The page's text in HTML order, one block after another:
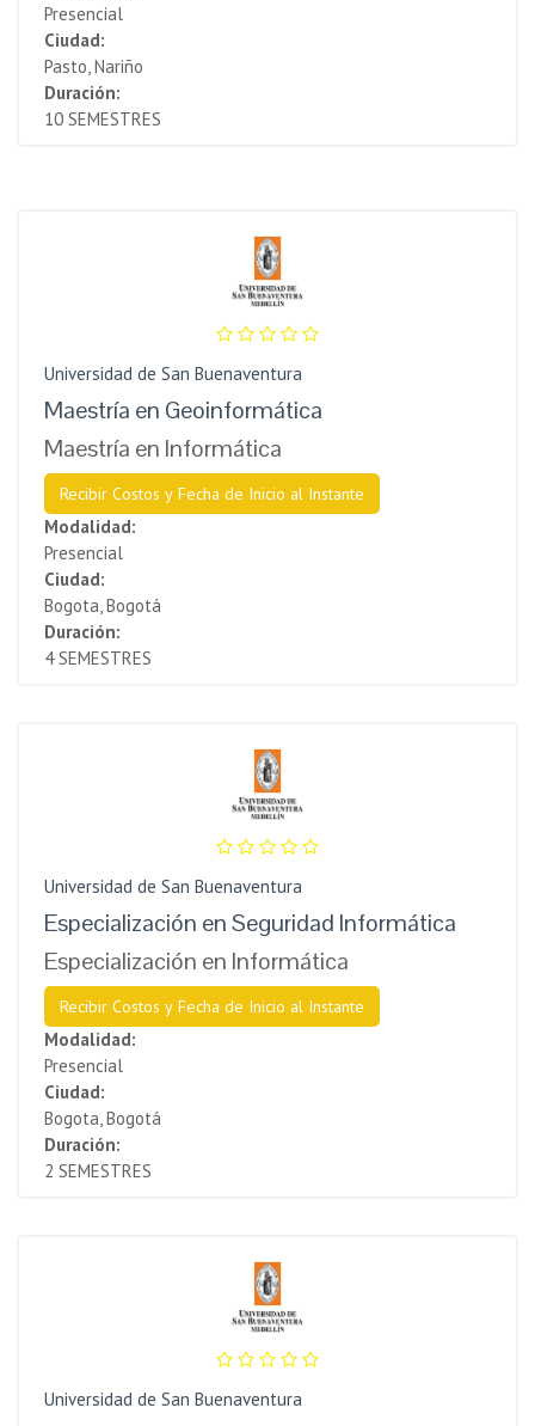
Presencial
Ciudad:
Pasto, Nariño
Duración:
10 SEMESTRES
Universidad de San Buenaventura
Maestría en Geoinformática
Maestría en Informática
Recibir Costos y Fecha de Inicio al Instante
Modalidad:
Presencial
Ciudad:
Bogota, Bogotá
Duración:
4 SEMESTRES
Universidad de San Buenaventura
Especialización en Seguridad Informática
Especialización en Informática
Recibir Costos y Fecha de Inicio al Instante
Modalidad:
Presencial
Ciudad:
Bogota, Bogotá
Duración:
2 SEMESTRES
Universidad de San Buenaventura